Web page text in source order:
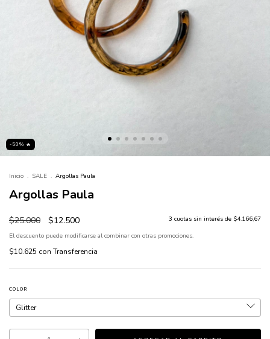
-50% 🔥
Inicio . SALE . Argollas Paula
Argollas Paula
$25.000 $12.500 3 cuotas sin interés de $4.166,67
El descuento puede modificarse al combinar con otras promociones.
$10.625 con Transferencia
COLOR